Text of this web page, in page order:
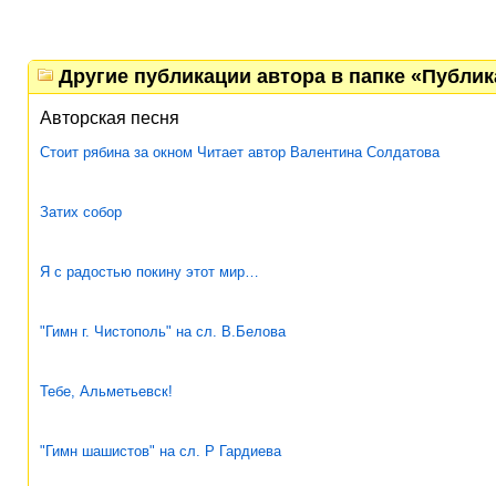
Другие публикации автора в папке
Авторская песня
Стоит рябина за окном Читает автор Валентина Солдатова
Затих собор
Я с радостью покину этот мир…
"Гимн г. Чистополь" на сл. В.Белова
Тебе, Альметьевск!
"Гимн шашистов" на сл. Р Гардиева